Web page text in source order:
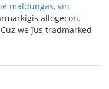
maldungas, vin
allogecon.
we ĵus tradmarked